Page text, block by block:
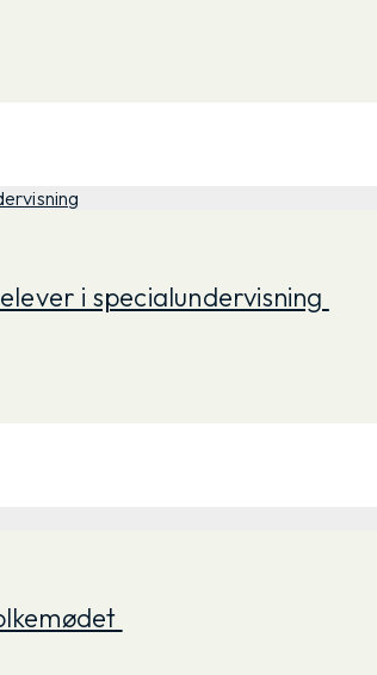
i specialundervisning